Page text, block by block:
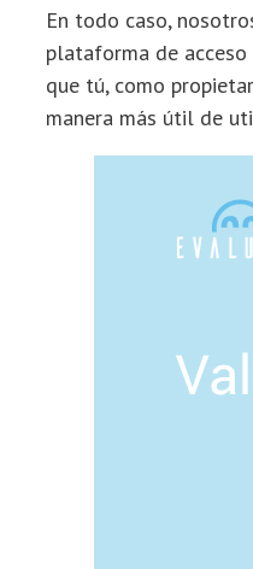
En todo caso,
plataforma de
que tú, como
manera más útil de